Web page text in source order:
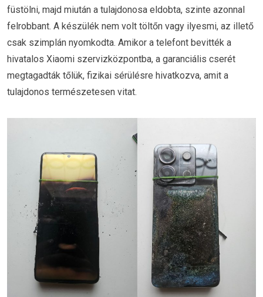
füstölni, majd miután a tulajdonosa eldobta, szinte azonnal
felrobbant. A készülék nem volt töltőn vagy ilyesmi, az illető
csak szimplán nyomkodta. Amikor a telefont bevitték a
hivatalos Xiaomi szervizközpontba, a garanciális cserét
megtagadták tőlük, fizikai sérülésre hivatkozva, amit a
tulajdonos természetesen vitat.